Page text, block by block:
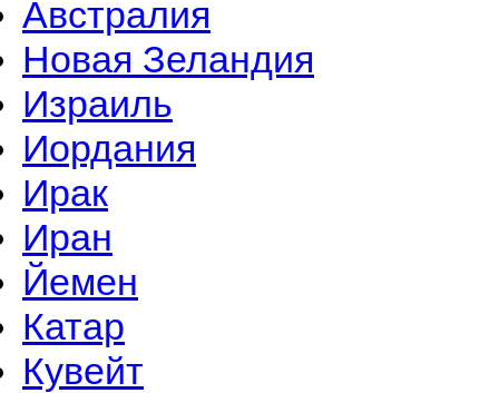
Австралия
Новая Зеландия
Израиль
Иордания
Ирак
Иран
Йемен
Катар
Кувейт